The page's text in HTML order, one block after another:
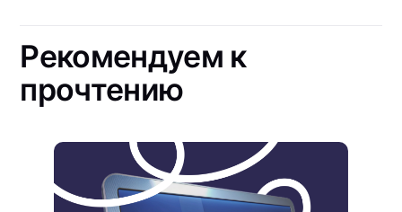
Рекомендуем к
прочтению